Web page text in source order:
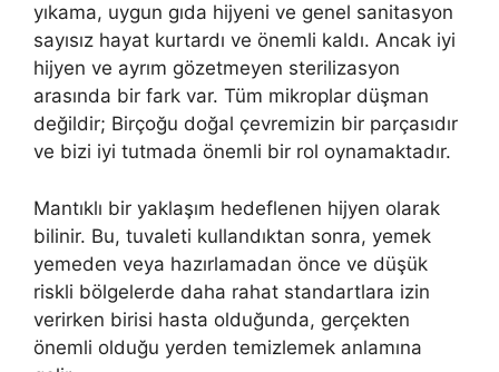
yıkama, uygun gıda hijyeni ve genel sanitasyon
sayısız hayat kurtardı ve önemli kaldı. Ancak iyi
hijyen ve ayrım gözetmeyen sterilizasyon
arasında bir fark var. Tüm mikroplar düşman
değildir; Birçoğu doğal çevremizin bir parçasıdır
ve bizi iyi tutmada önemli bir rol oynamaktadır.
Mantıklı bir yaklaşım hedeflenen hijyen olarak
bilinir. Bu, tuvaleti kullandıktan sonra, yemek
yemeden veya hazırlamadan önce ve düşük
riskli bölgelerde daha rahat standartlara izin
verirken birisi hasta olduğunda, gerçekten
önemli olduğu yerden temizlemek anlamına